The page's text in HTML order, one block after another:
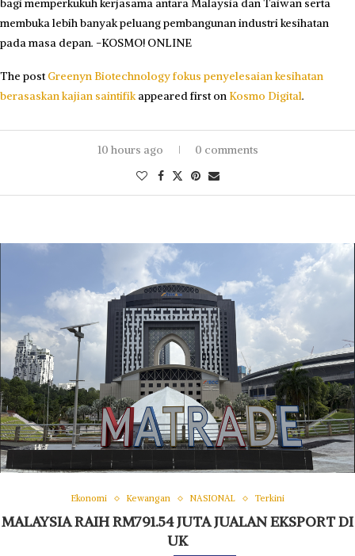
membuka lebih banyak peluang pembangunan industri kesihatan
pada masa depan. -KOSMO! ONLINE
The post Greenyn Biotechnology fokus penyelesaian kesihatan
berasaskan kajian saintifik appeared first on Kosmo Digital.
10 hours ago 0 comments
Ekonomi Kewangan NASIONAL Terkini
MALAYSIA RAIH RM791.54 JUTA JUALAN EKSPORT DI
UK